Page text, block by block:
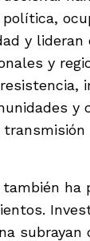
y lideran
y
y
también
subrayan